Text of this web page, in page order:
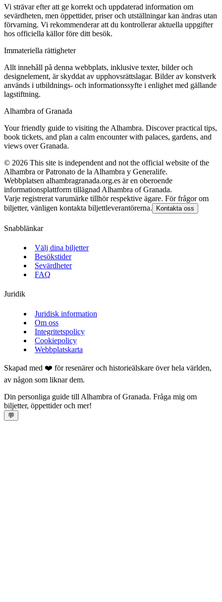
Vi strävar efter att ge korrekt och uppdaterad information om
sevärdheten, men öppettider, priser och utställningar kan ändras utan
förvarning. Vi rekommenderar att du kontrollerar aktuella uppgifter
hos officiella källor före ditt besök.
Immateriella rättigheter
Allt innehåll på denna webbplats, inklusive texter, bilder och
designelement, är skyddat av upphovsrättslagar. Bilder av konstverk
används i utbildnings- och informationssyfte i enlighet med gällande
lagstiftning.
Alhambra of Granada
Your friendly guide to visiting the Alhambra. Discover practical tips,
book tickets, and plan a calm encounter with palaces, gardens, and
views over Granada.
© 2026 This site is independent and not the official website of the
Alhambra or Patronato de la Alhambra y Generalife.
Webbplatsen alhambragranada.org.es är en oberoende
informationsplattform tillägnad Alhambra of Granada.
Varje registrerat varumärke tillhör respektive ägare. För frågor om
biljetter, vänligen kontakta biljettleverantörerna.
Kontakta oss
Snabblänkar
Välj dina biljetter
Besökstider
Sevärdheter
FAQ
Juridik
Juridisk information
Om oss
Integritetspolicy
Cookiepolicy
Webbplatskarta
Skapad med ❤️ för resenärer och historieälskare över hela världen,
av någon som liknar dem.
Din personliga guide till Alhambra of Granada. Fråga mig om
biljetter, öppettider och mer!
💬